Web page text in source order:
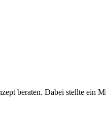
beraten. Dabei stellte ein